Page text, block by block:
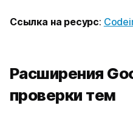
Ссылка на ресурс:
Расширения
проверки тем